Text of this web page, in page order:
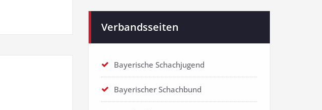
Verbandsseiten
Bayerische Schachjugend
Bayerischer Schachbund